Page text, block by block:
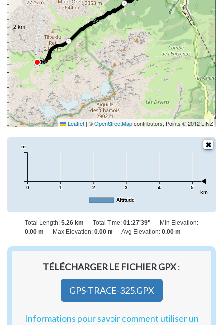
4
2
Leaflet | ©OpenStreetMapcontributors, Points © 2012 LINZ
0 1 2 3 4 5
km
m
Altitude
Total Length: 5.26 km Total Time: 01:27'39"
Min Elevation:
0.00 m
Max Elevation: 0.00 m Avg Elevation: 0.00 m
TÉLÉCHARGER LE FICHIER GPX:
GPS-TRACE-325.GPX
Informations pour savoir comment utiliser un